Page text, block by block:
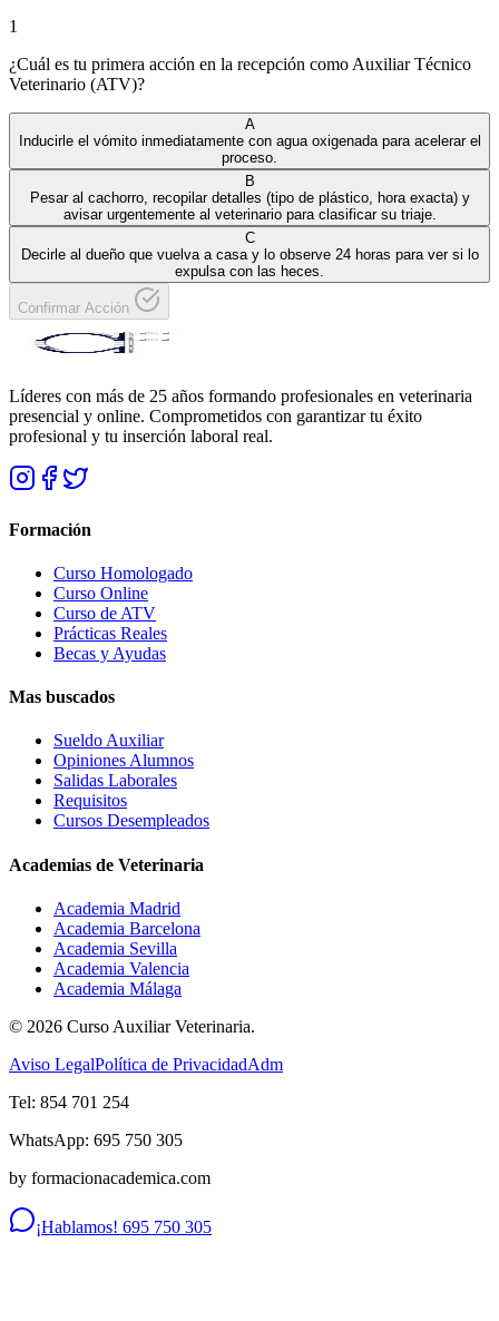
1
¿Cuál es tu primera acción en la recepción como Auxiliar Técnico
Veterinario (ATV)?
A
Inducirle el vómito inmediatamente con agua oxigenada para acelerar el
proceso.
B
Pesar al cachorro, recopilar detalles (tipo de plástico, hora exacta) y
avisar urgentemente al veterinario para clasificar su triaje.
C
Decirle al dueño que vuelva a casa y lo observe 24 horas para ver si lo
expulsa con las heces.
Confirmar Acción
Líderes con más de 25 años formando profesionales en veterinaria
presencial y online. Comprometidos con garantizar tu éxito
profesional y tu inserción laboral real.
Formación
Curso Homologado
Curso Online
Curso de ATV
Prácticas Reales
Becas y Ayudas
Mas buscados
Sueldo Auxiliar
Opiniones Alumnos
Salidas Laborales
Requisitos
Cursos Desempleados
Academias de Veterinaria
Academia Madrid
Academia Barcelona
Academia Sevilla
Academia Valencia
Academia Málaga
© 2026 Curso Auxiliar Veterinaria.
Aviso LegalPolítica de PrivacidadAdm
Tel: 854 701 254
WhatsApp: 695 750 305
by formacionacademica.com
¡Hablamos! 695 750 305